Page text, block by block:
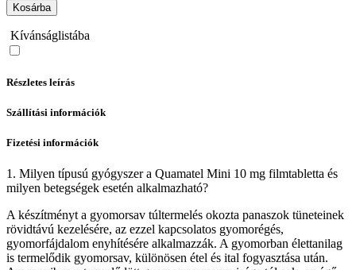
Kosárba
Kívánságlistába
Részletes leírás
Szállítási információk
Fizetési információk
1. Milyen típusú gyógyszer a Quamatel Mini 10 mg filmtabletta és
milyen betegségek esetén alkalmazható?
A készítményt a gyomorsav túltermelés okozta panaszok tüneteinek
rövidtávú kezelésére, az ezzel kapcsolatos gyomorégés,
gyomorfájdalom enyhítésére alkalmazzák. A gyomorban élettanilag
is termelődik gyomorsav, különösen étel és ital fogyasztása után.